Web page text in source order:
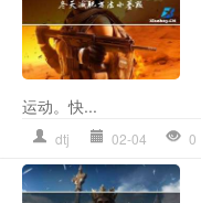
运动。快...
dtj 02-04 0